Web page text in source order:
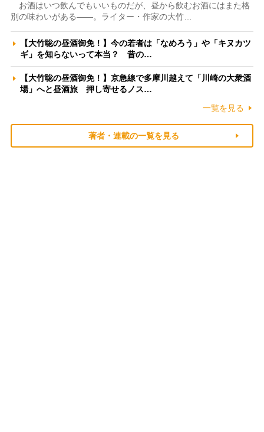
お酒はいつ飲んでもいいものだが、昼から飲むお酒にはまた格
別の味わいがある――。ライター・作家の大竹…
【大竹聡の昼酒御免！】今の若者は「なめろう」や「キヌカツ
ギ」を知らないって本当？ 昔の…
【大竹聡の昼酒御免！】京急線で多摩川越えて「川崎の大衆酒
場」へと昼酒旅 押し寄せるノス…
一覧を見る
著者・連載の一覧を見る